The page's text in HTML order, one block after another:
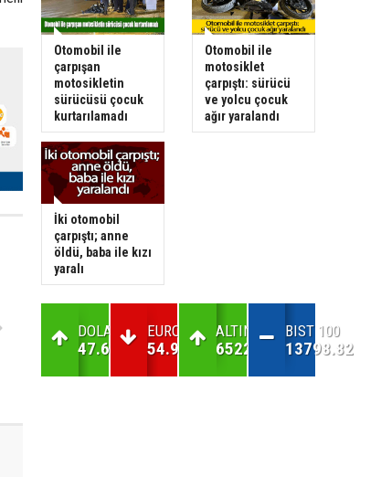
Otomobil ile
çarpışan
motosikletin
sürücüsü çocuk
kurtarılamadı
Otomobil ile
motosiklet
çarpıştı: sürücü
ve yolcu çocuk
ağır yaralandı
İki otomobil
çarpıştı; anne
öldü, baba ile kızı
yaralı
DOLAR
47.69
EURO
54.98
ALTIN
6522.75
BIST 100
13798.82